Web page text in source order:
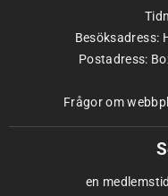
Besöksadress:
Postadress:
Frågor om
en